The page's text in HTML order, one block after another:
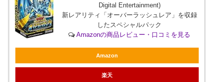
Digital Entertainment)
新レアリティ「オーバーラッシュレア」を収録
したスペシャルパック
Amazonの商品レビュー・口コミを見る
Amazon
楽天